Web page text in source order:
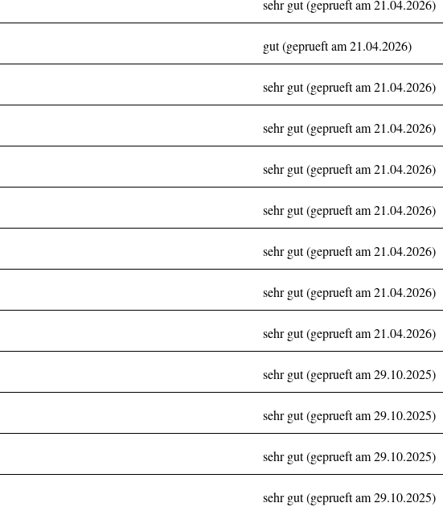
sehr gut (geprueft am 21.04.2026)
gut (geprueft am 21.04.2026)
sehr gut (geprueft am 21.04.2026)
sehr gut (geprueft am 21.04.2026)
sehr gut (geprueft am 21.04.2026)
sehr gut (geprueft am 21.04.2026)
sehr gut (geprueft am 21.04.2026)
sehr gut (geprueft am 21.04.2026)
sehr gut (geprueft am 21.04.2026)
sehr gut (geprueft am 29.10.2025)
sehr gut (geprueft am 29.10.2025)
sehr gut (geprueft am 29.10.2025)
sehr gut (geprueft am 29.10.2025)